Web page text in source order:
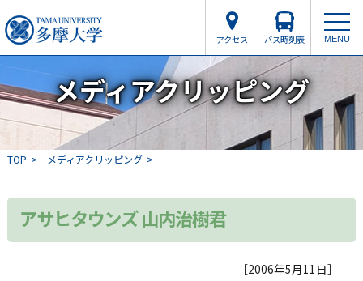
アクセス バス時刻表 MENU
メディアクリッピング
TOP メディアクリッピング
アサヒタウンズ 山内治樹君
［2006年5月11日］